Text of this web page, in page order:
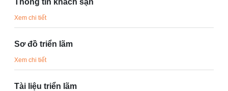
Thông tin khách sạn
Xem chi tiết
Sơ đồ triển lãm
Xem chi tiết
Tài liệu triển lãm